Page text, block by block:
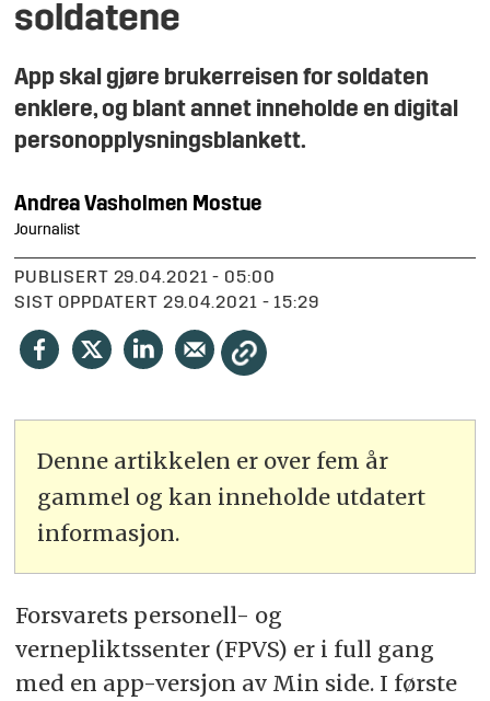
soldatene
App skal gjøre brukerreisen for soldaten
enklere, og blant annet inneholde en digital
personopplysningsblankett.
Andrea Vasholmen Mostue
Journalist
PUBLISERT
29.04.2021 - 05:00
SIST OPPDATERT
29.04.2021 - 15:29
Denne artikkelen er over fem år
gammel og kan inneholde utdatert
informasjon.
Forsvarets personell- og
vernepliktssenter (FPVS) er i full gang
med en app-versjon av Min side. I første